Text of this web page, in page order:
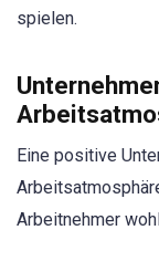
spielen.
Eine positive
Arbeitnehmer